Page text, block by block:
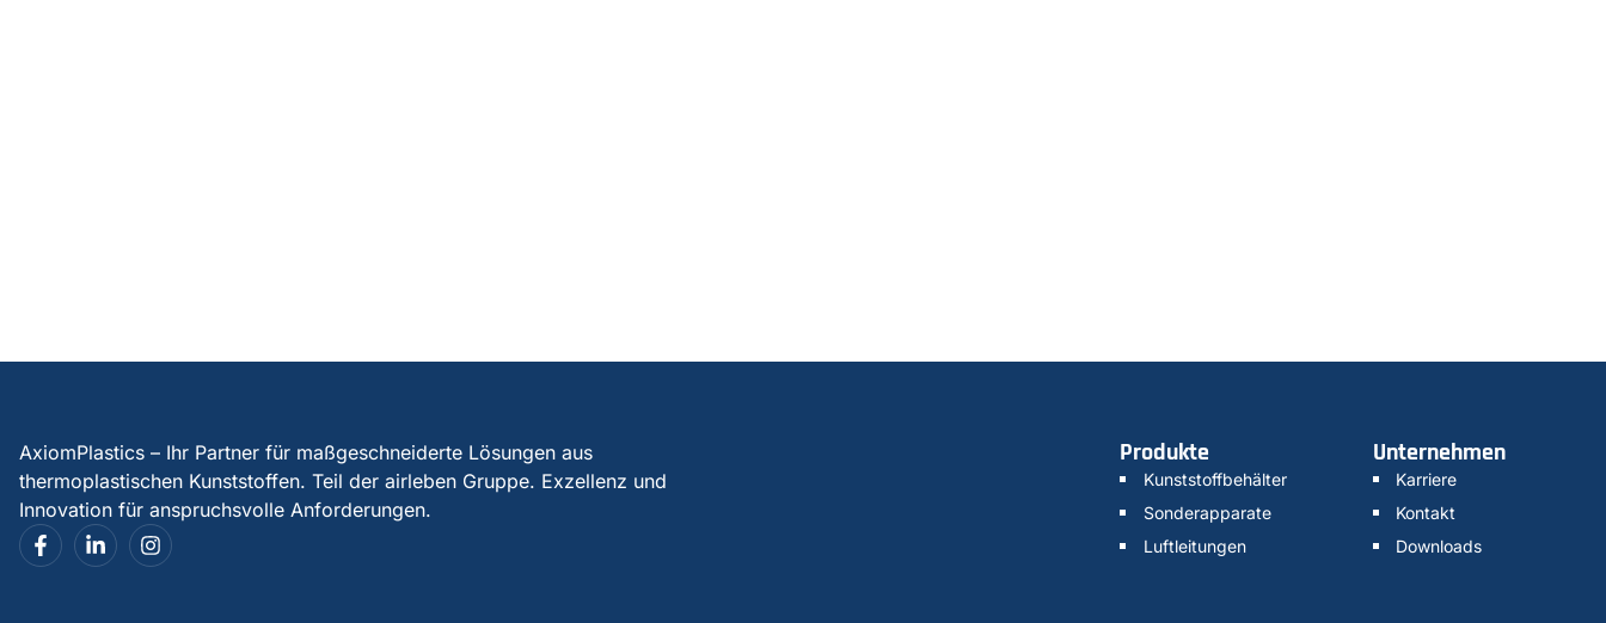
AxiomPlastics – Ihr Partner für maßgeschneiderte Lösungen aus
thermoplastischen Kunststoffen. Teil der airleben Gruppe. Exzellenz und
Innovation für anspruchsvolle Anforderungen.
Produkte
Kunststoffbehälter
Sonderapparate
Luftleitungen
Unternehmen
Karriere
Kontakt
Downloads